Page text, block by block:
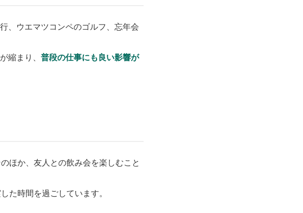
、ウエマツコンペのゴルフ、忘年会
縮まり、 普段の仕事にも良い影響が
ほか、友人との飲み会を楽しむこと
た時間を過ごしています。